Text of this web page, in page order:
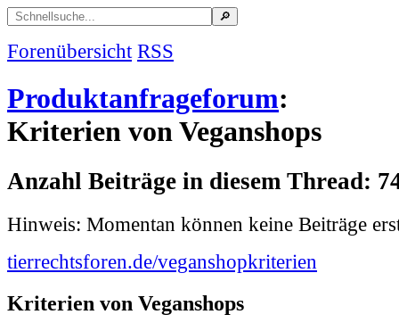
Forenübersicht RSS
Produktanfrageforum:
Kriterien von Veganshops
Anzahl Beiträge in diesem Thread:
Hinweis: Momentan können keine Beiträge
tierrechtsforen.de/veganshopkriterien
Kriterien von Veganshops